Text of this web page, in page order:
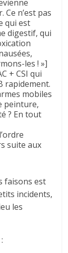
n’est pas
qui est
digestif, qui
les ! »]
+ CSI qui
rapidement.
mobiles
peinture,
? En tout
suite aux
faisons est
incidents,
les